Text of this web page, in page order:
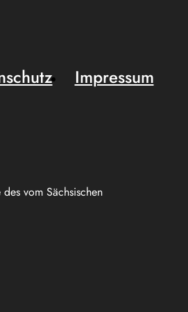
vom Sächsischen
Impressum